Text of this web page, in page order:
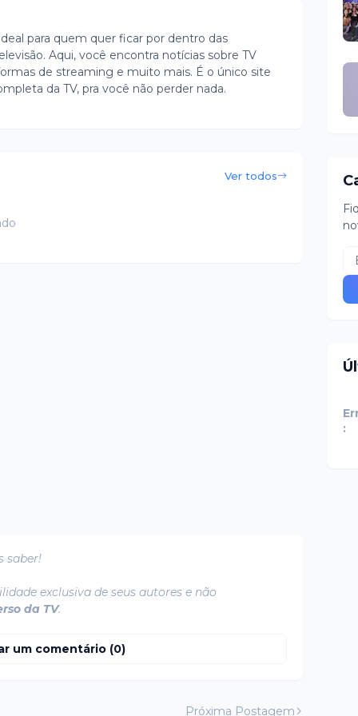
para quem quer ficar por dentro das
Aqui, você encontra notícias sobre TV
de streaming e muito mais. É o único site
da TV, pra você não perder nada.
Ver todos
saber!
exclusiva de seus autores e não
da TV.
um comentário (0)
Próxima Postagem
: